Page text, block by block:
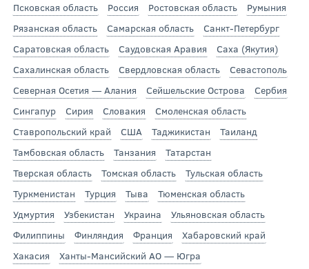
Псковская область
Россия Ростовская область
Румыния
Рязанская область
Самарская область
Санкт-Петербург
Саратовская область
Саудовская Аравия
Саха (Якутия)
Сахалинская область
Свердловская область
Севастополь
Северная Осетия — Алания
Сейшельские Острова
Сербия
Сингапур
Сирия Словакия
Смоленская область
Ставропольский край
США Таджикистан
Таиланд
Тамбовская область
Танзания
Татарстан
Тверская область
Томская область
Тульская область
Туркменистан
Турция Тыва
Тюменская область
Удмуртия
Узбекистан Украина
Ульяновская область
Филиппины
Финляндия Франция
Хабаровский край
Хакасия
Ханты-Мансийский АО — Югра